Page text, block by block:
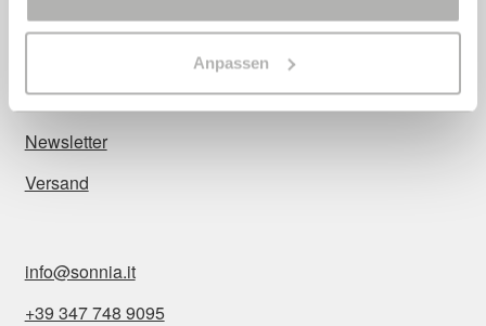
Bei bestimmten Diensten wie Google Analytics kann eine
nicht ausgeschlossen werden.
Anpassen
Kontakt
Newsletter
Versand
info@sonnia.it
+39 347 748 9095